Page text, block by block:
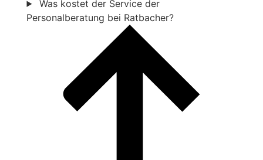
Was kostet der Service der
Personalberatung bei Ratbacher?